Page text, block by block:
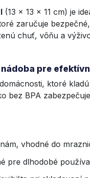
(13 x 13 x 11 cm) je
zaručuje
chuť, vôňu a
nádoba pre
ktoré
bez BPA zabezpečuje
vhodné do
pre dlhodobé